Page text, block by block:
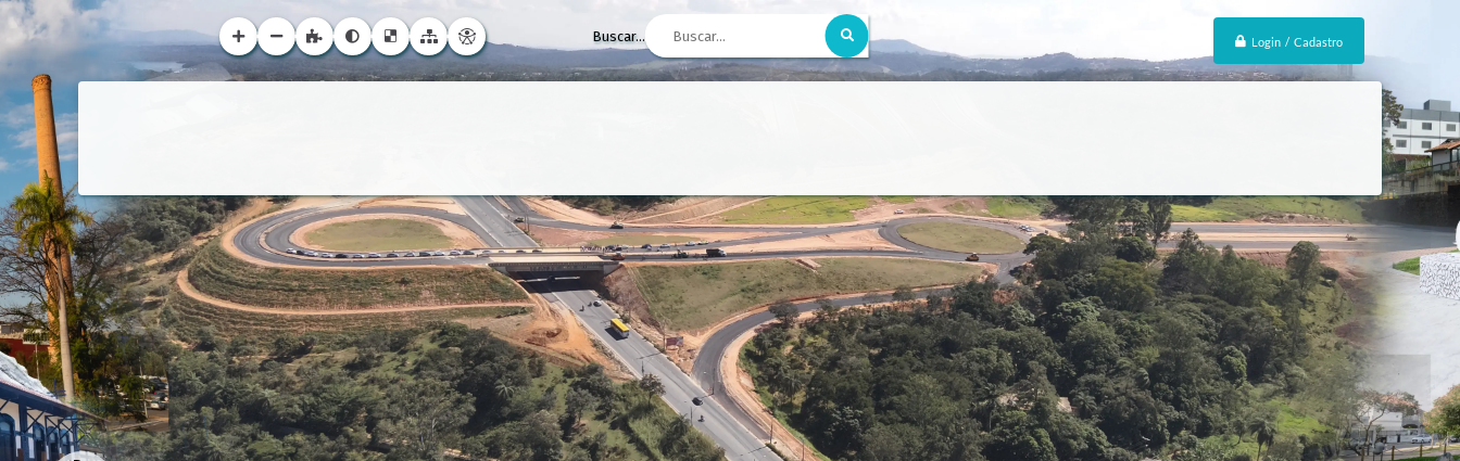
Login / Cadastro
Buscar...